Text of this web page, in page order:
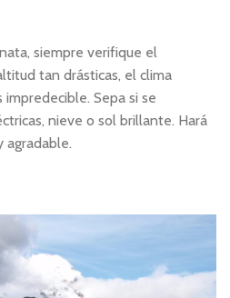
siempre verifique el
tan drásticas, el clima
Sepa si se
nieve o sol brillante. Hará
agradable.